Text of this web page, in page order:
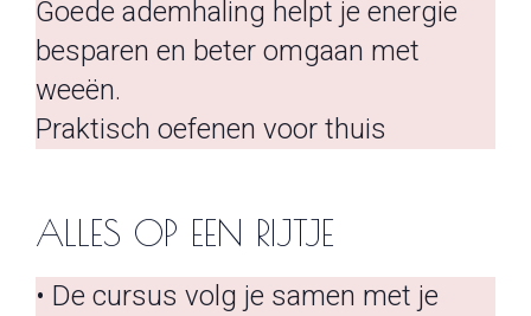
Goede ademhaling helpt je energie
besparen en beter omgaan met
weeën.
Praktisch oefenen voor thuis
ALLES OP EEN RIJTJE
• De cursus volg je samen met je